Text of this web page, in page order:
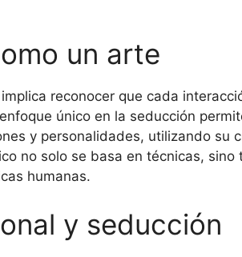
un arte
reconocer que cada
único en la seducción
y personalidades, utilizando su
no solo se basa en técnicas, sino
humanas.
y seducción